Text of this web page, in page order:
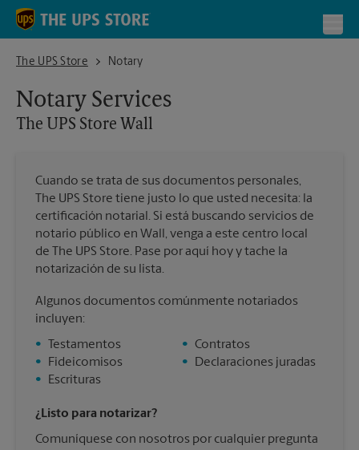
Skip to content
Return to Nav
The UPS Store
The UPS Store WallNotary
Notary Services
The UPS Store Wall
Cuando se trata de sus documentos personales,
The UPS Store tiene justo lo que usted necesita: la
certificación notarial. Si está buscando servicios de
notario público en Wall, venga a este centro local
de The UPS Store. Pase por aquí hoy y tache la
notarización de su lista.
Algunos documentos comúnmente notariados
incluyen:
•
Testamentos
•
Fideicomisos
•
Escrituras
• Contratos
•
Declaraciones juradas
¿Listo para notarizar?
Comuníquese con nosotros por cualquier pregunta